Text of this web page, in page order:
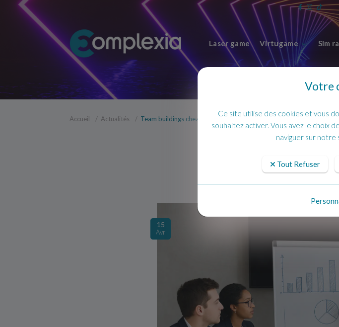
Laser game Virtugame Sim
Accueil Actualités Team buildings chez Complexia !
PUBLIÉ LE : 15
15
Avr
Votre
Ce site utilise des cookies et vous
souhaitez activer. Vous avez le choix
naviguer sur
Tout Refuser